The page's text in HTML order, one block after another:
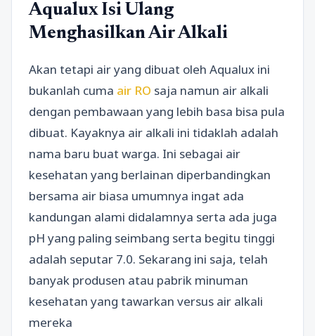
Aqualux Isi Ulang
Menghasilkan Air Alkali
Akan tetapi air yang dibuat oleh Aqualux ini
bukanlah cuma air RO saja namun air alkali
dengan pembawaan yang lebih basa bisa pula
dibuat. Kayaknya air alkali ini tidaklah adalah
nama baru buat warga. Ini sebagai air
kesehatan yang berlainan diperbandingkan
bersama air biasa umumnya ingat ada
kandungan alami didalamnya serta ada juga
pH yang paling seimbang serta begitu tinggi
adalah seputar 7.0. Sekarang ini saja, telah
banyak produsen atau pabrik minuman
kesehatan yang tawarkan versus air alkali
mereka